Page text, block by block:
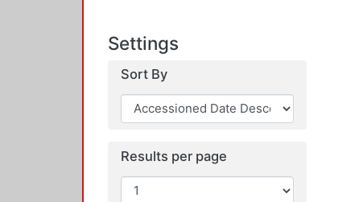
Settings
Sort By
Results per page